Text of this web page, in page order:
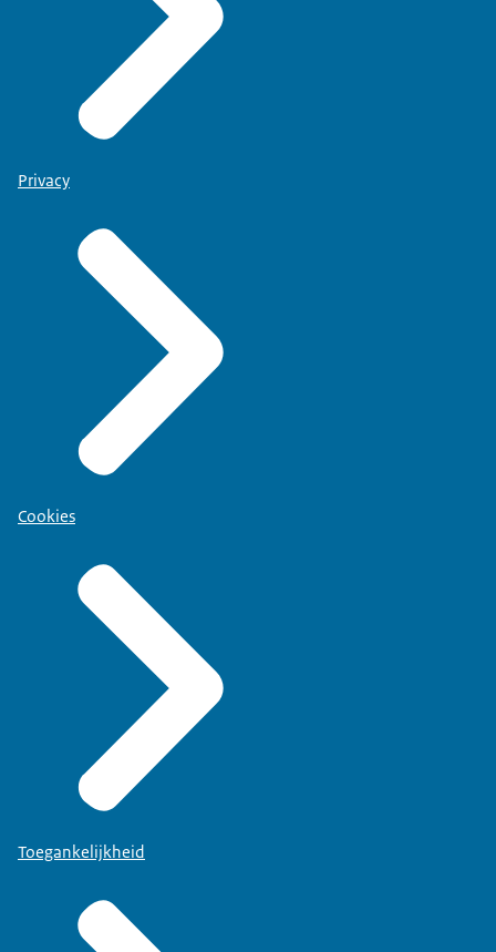
Privacy
Cookies
Toegankelijkheid